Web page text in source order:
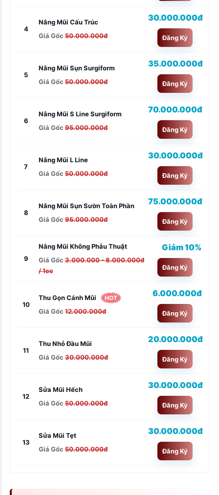
4
Nâng Mũi Cấu Trúc
Giá Gốc 50.000.000đ
30.000.000đ
Đăng Ký
5
Nâng Mũi Sụn Surgiform
Giá Gốc 50.000.000đ
35.000.000đ
Đăng Ký
6
Nâng Mũi S Line Surgiform
Giá Gốc 95.000.000đ
70.000.000đ
Đăng Ký
7
Nâng Mũi L Line
Giá Gốc 50.000.000đ
30.000.000đ
Đăng Ký
8
Nâng Mũi Sụn Sườn Toàn Phần
Giá Gốc 95.000.000đ
75.000.000đ
Đăng Ký
9
Nâng Mũi Không Phẫu Thuật
Giá Gốc 3.000.000 - 8.000.000đ
/ 1cc
Giảm 10%
Đăng Ký
10
Thu Gọn Cánh Mũi HOT
Giá Gốc 12.000.000đ
6.000.000đ
Đăng Ký
11
Thu Nhỏ Đầu Mũi
Giá Gốc 30.000.000đ
20.000.000đ
Đăng Ký
12
Sửa Mũi Hếch
Giá Gốc 50.000.000đ
30.000.000đ
Đăng Ký
13
Sửa Mũi Tẹt
Giá Gốc 50.000.000đ
30.000.000đ
Đăng Ký